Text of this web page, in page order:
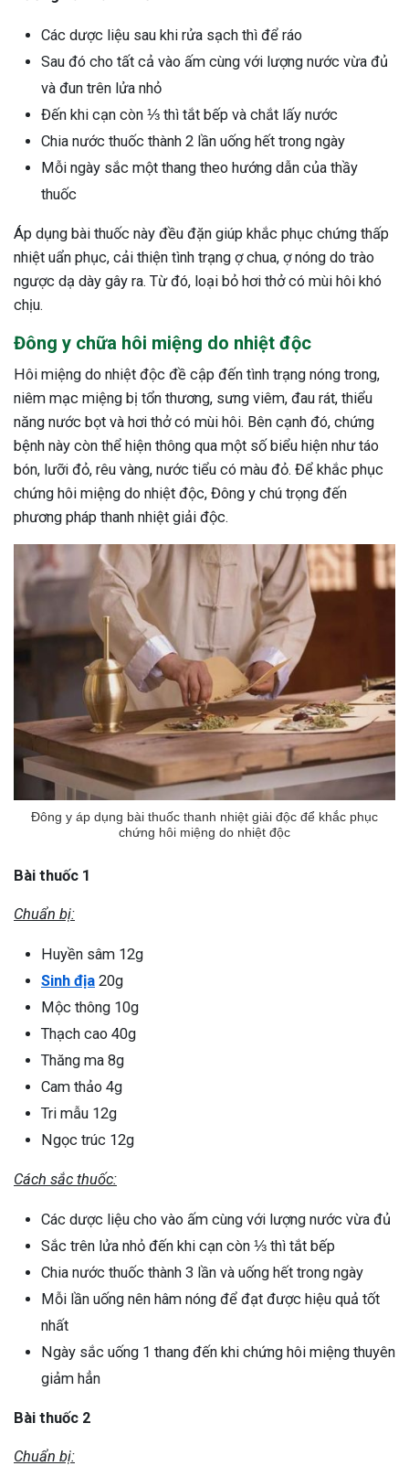
Các dược liệu sau khi rửa sạch thì để ráo
Sau đó cho tất cả vào ấm cùng với lượng nước vừa đủ
và đun trên lửa nhỏ
Đến khi cạn còn ⅓ thì tắt bếp và chắt lấy nước
Chia nước thuốc thành 2 lần uống hết trong ngày
Mỗi ngày sắc một thang theo hướng dẫn của thầy
thuốc
Áp dụng bài thuốc này đều đặn giúp khắc phục chứng thấp
nhiệt uẩn phục, cải thiện tình trạng ợ chua, ợ nóng do trào
ngược dạ dày gây ra. Từ đó, loại bỏ hơi thở có mùi hôi khó
chịu.
Đông y chữa hôi miệng do nhiệt độc
Hôi miệng do nhiệt độc đề cập đến tình trạng nóng trong,
niêm mạc miệng bị tổn thương, sưng viêm, đau rát, thiểu
năng nước bọt và hơi thở có mùi hôi. Bên cạnh đó, chứng
bệnh này còn thể hiện thông qua một số biểu hiện như táo
bón, lưỡi đỏ, rêu vàng, nước tiểu có màu đỏ. Để khắc phục
chứng hôi miệng do nhiệt độc, Đông y chú trọng đến
phương pháp thanh nhiệt giải độc.
Đông y áp dụng bài thuốc thanh nhiệt giải độc để khắc phục
chứng hôi miệng do nhiệt độc
Bài thuốc 1
Chuẩn bị:
Huyền sâm 12g
Sinh địa 20g
Mộc thông 10g
Thạch cao 40g
Thăng ma 8g
Cam thảo 4g
Tri mẫu 12g
Ngọc trúc 12g
Cách sắc thuốc:
Các dược liệu cho vào ấm cùng với lượng nước vừa đủ
Sắc trên lửa nhỏ đến khi cạn còn ⅓ thì tắt bếp
Chia nước thuốc thành 3 lần và uống hết trong ngày
Mỗi lần uống nên hâm nóng để đạt được hiệu quả tốt
nhất
Ngày sắc uống 1 thang đến khi chứng hôi miệng thuyên
giảm hẳn
Bài thuốc 2
Chuẩn bị: